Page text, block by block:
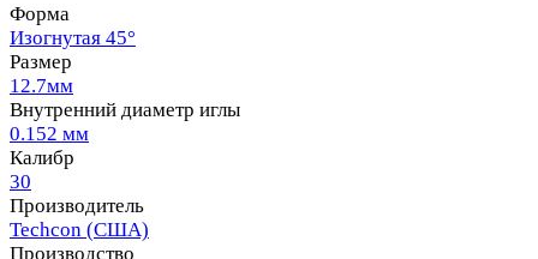
Форма
Изогнутая 45°
Размер
12.7мм
Внутренний диаметр иглы
0.152 мм
Калибр
30
Производитель
Techcon (США)
Производство